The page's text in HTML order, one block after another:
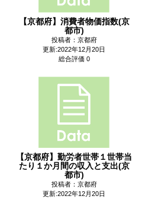
【京都府】消費者物価指数(京
都市)
投稿者：京都府
更新:2022年12月20日
総合評価 0
【京都府】勤労者世帯１世帯当
たり１か月間の収入と支出(京
都市)
投稿者：京都府
更新:2022年12月20日